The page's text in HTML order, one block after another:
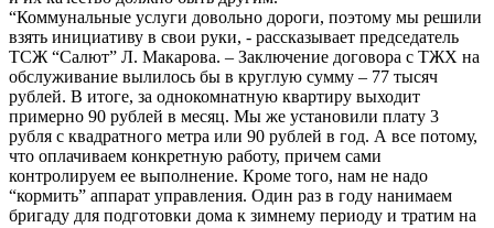
“Коммунальные услуги довольно дороги, поэтому мы решили
взять инициативу в свои руки, - рассказывает председатель
ТСЖ “Салют” Л. Макарова. – Заключение договора с ТЖХ на
обслуживание вылилось бы в круглую сумму – 77 тысяч
рублей. В итоге, за однокомнатную квартиру выходит
примерно 90 рублей в месяц. Мы же установили плату 3
рубля с квадратного метра или 90 рублей в год. А все потому,
что оплачиваем конкретную работу, причем сами
контролируем ее выполнение. Кроме того, нам не надо
“кормить” аппарат управления. Один раз в году нанимаем
бригаду для подготовки дома к зимнему периоду и тратим на